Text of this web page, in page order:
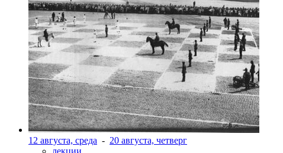
12 августа, среда - 20 августа, четверг